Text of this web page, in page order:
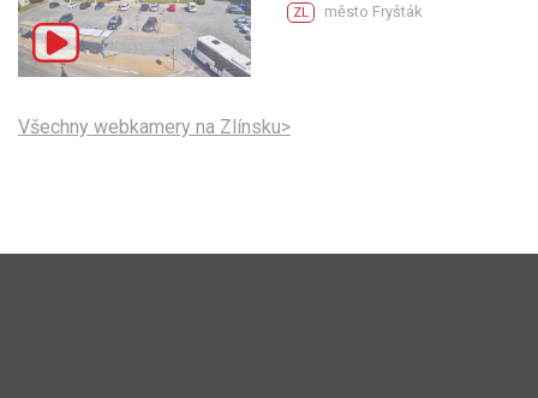
ZL město Fryšták
Všechny webkamery na Zlínsku>